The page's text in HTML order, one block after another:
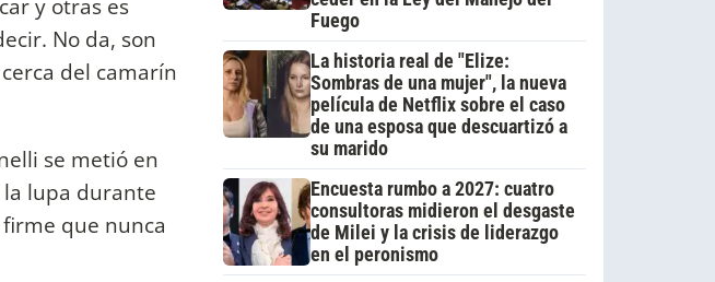
y otras es
No da, son
del camarín
se metió en
lupa durante
que nunca
Fuego
La historia real de "Elize:
Sombras de una mujer", la nueva
película de Netflix sobre el caso
de una esposa que descuartizó a
su marido
Encuesta rumbo a 2027: cuatro
consultoras midieron el desgaste
de Milei y la crisis de liderazgo
en el peronismo